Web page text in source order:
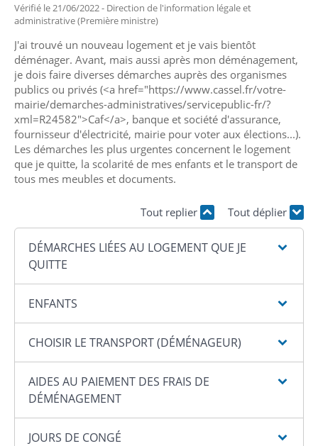
Vérifié le 21/06/2022 - Direction de l'information légale et
administrative (Première ministre)
J'ai trouvé un nouveau logement et je vais bientôt
déménager. Avant, mais aussi après mon déménagement,
je dois faire diverses démarches auprès des organismes
publics ou privés (<a href="https://www.cassel.fr/votre-
mairie/demarches-administratives/servicepublic-fr/?
xml=R24582">Caf</a>, banque et société d'assurance,
fournisseur d'électricité, mairie pour voter aux élections...).
Les démarches les plus urgentes concernent le logement
que je quitte, la scolarité de mes enfants et le transport de
tous mes meubles et documents.
Tout replier Tout déplier
DÉMARCHES LIÉES AU LOGEMENT QUE JE
QUITTE
ENFANTS
CHOISIR LE TRANSPORT (DÉMÉNAGEUR)
AIDES AU PAIEMENT DES FRAIS DE
DÉMÉNAGEMENT
JOURS DE CONGÉ